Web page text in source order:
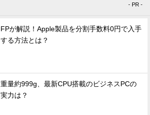
- PR -
FPが解説！Apple製品を分割手数料0円で入手
する方法とは？
重量約999g、最新CPU搭載のビジネスPCの
実力は？